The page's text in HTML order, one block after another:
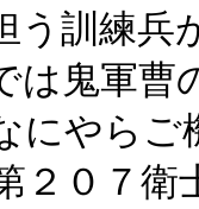
う訓練兵
は鬼軍曹
にやら
２０７衛